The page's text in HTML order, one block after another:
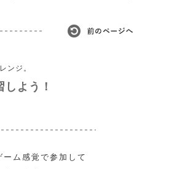
ンジ。
よう！
ム感覚で参加して